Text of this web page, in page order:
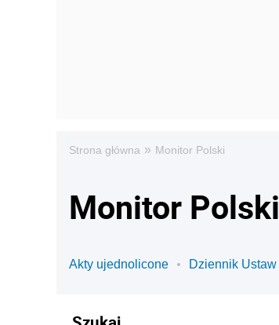
Strona główna » Monitor Polski
Monitor Polski
Akty ujednolicone Dziennik Ustaw